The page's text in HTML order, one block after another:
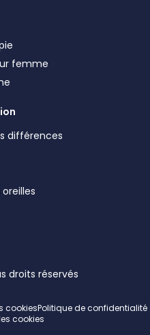
femme
différences
droits réservés
cookiesPolitique de confidentialité
cookies